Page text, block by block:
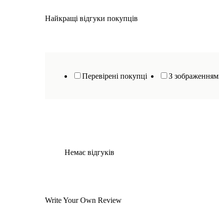
Найкращі відгуки покупців
Перевірені покупці З
Немає відгуків
Write Your Own Review